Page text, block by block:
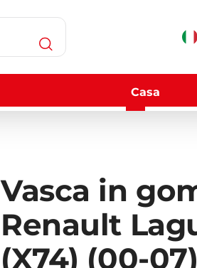
Casa
Vasca in
Renault
(X74) (00-07)